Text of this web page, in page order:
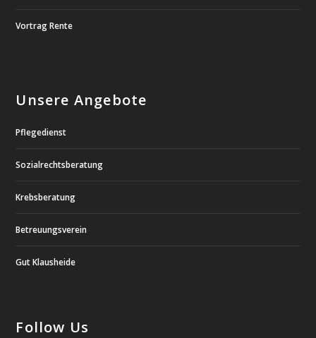
Vortrag Rente
Unsere Angebote
Pflegedienst
Sozialrechtsberatung
Krebsberatung
Betreuungsverein
Gut Klausheide
Follow Us